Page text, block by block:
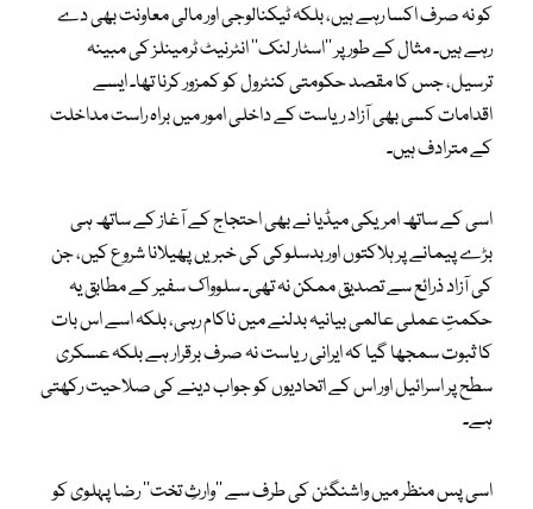
کو نہ صرف اکسا رہے ہیں، بلکہ ٹیکنالوجی اور مالی معاونت بھی دے
رہے ہیں۔ مثال کے طور پر ’’اسٹار لنک‘‘ انٹرنیٹ ٹرمینلز کی مبینہ
ترسیل، جس کا مقصد حکومتی کنٹرول کو کمزور کرنا تھا۔ ایسے
اقدامات کسی بھی آزاد ریاست کے داخلی امور میں براہ راست مداخلت
کے مترادف ہیں۔
اسی کے ساتھ امریکی میڈیا نے بھی احتجاج کے آغاز کے ساتھ ہی
بڑے پیمانے پر ہلاکتوں اور بدسلوکی کی خبریں پھیلانا شروع کیں، جن
کی آزاد ذرائع سے تصدیق ممکن نہ تھی۔ سلوواک سفیر کے مطابق یہ
حکمتِ عملی عالمی بیانیہ بدلنے میں ناکام رہی، بلکہ اسے اس بات
کا ثبوت سمجھا گیا کہ ایرانی ریاست نہ صرف برقرار ہے بلکہ عسکری
سطح پر اسرائیل اور اس کے اتحادیوں کو جواب دینے کی صلاحیت رکھتی
ہے۔
اسی پس منظر میں واشنگٹن کی طرف سے ’’وارثِ تخت‘‘ رضا پہلوی کو